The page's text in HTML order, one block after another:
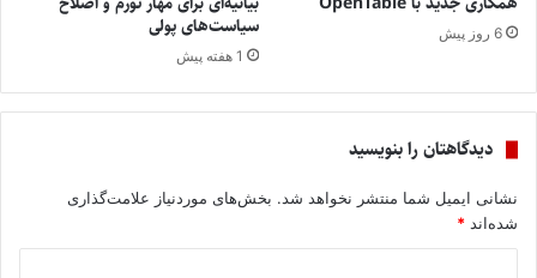
6 روز پیش
سیاست‌های پولی
1 هفته پیش
دیدگاهتان را بنویسید
نشانی ایمیل شما منتشر نخواهد شد. بخش‌های موردنیاز علامت‌گذاری
شده‌اند *